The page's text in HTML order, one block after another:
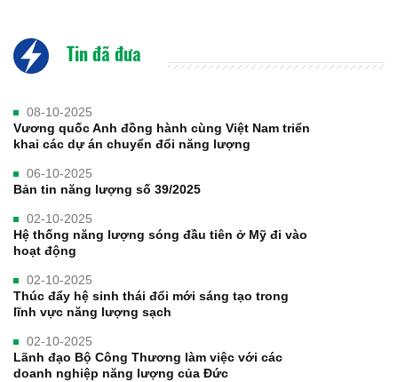
Tin đã đưa
08-10-2025
Vương quốc Anh đồng hành cùng Việt Nam triển
khai các dự án chuyển đổi năng lượng
06-10-2025
Bản tin năng lượng số 39/2025
02-10-2025
Hệ thống năng lượng sóng đầu tiên ở Mỹ đi vào
hoạt động
02-10-2025
Thúc đẩy hệ sinh thái đổi mới sáng tạo trong
lĩnh vực năng lượng sạch
02-10-2025
Lãnh đạo Bộ Công Thương làm việc với các
doanh nghiệp năng lượng của Đức